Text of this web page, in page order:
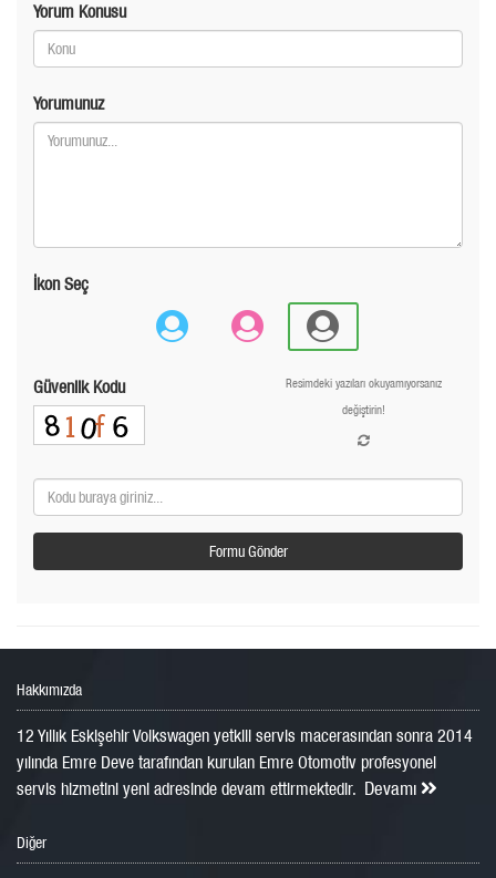
Yorum Konusu
Yorumunuz
İkon Seç
Güvenlik Kodu
Resimdeki yazıları okuyamıyorsanız
değiştirin!
Hakkımızda
12 Yıllık Eskişehir Volkswagen yetkili servis macerasından sonra 2014
yılında Emre Deve tarafından kurulan Emre Otomotiv profesyonel
servis hizmetini yeni adresinde devam ettirmektedir. Devamı
Diğer